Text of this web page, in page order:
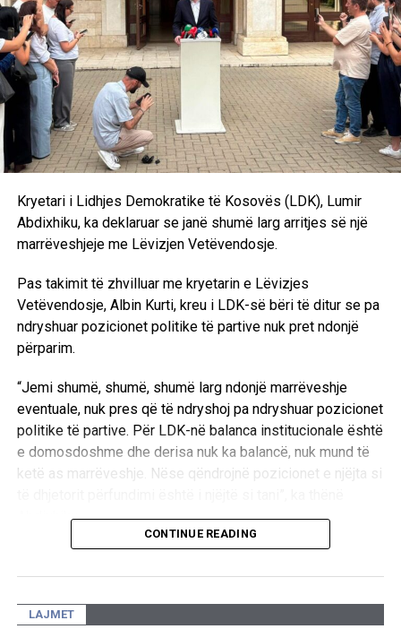
shpërndarjes së Kuvendit. Marrëveshjen politike nuk e
kemi ende. Pritjet janë të ndryshme, qëndrimet nuk
përputhen dhe është bindja ime që ka një dallim drastik
midis rezultatit zgjedhor dhe kërkesave të Lidhjes
Demokratike të Kosovës”, deklaroi Kurti pas takimit me
Abdixhikun. /Ekonomia Online/
Kryetari i Lidhjes Demokratike të Kosovës (LDK), Lumir
Abdixhiku, ka deklaruar se janë shumë larg arritjes së një
marrëveshjeje me Lëvizjen Vetëvendosje.
Pas takimit të zhvilluar me kryetarin e Lëvizjes
Vetëvendosje, Albin Kurti, kreu i LDK-së bëri të ditur se pa
ndryshuar pozicionet politike të partive nuk pret ndonjë
përparim.
“Jemi shumë, shumë, shumë larg ndonjë marrëveshje
eventuale, nuk pres që të ndryshoj pa ndryshuar pozicionet
politike të partive. Për LDK-në balanca institucionale është
e domosdoshme dhe derisa nuk ka balancë, nuk mund të
ketë as marrëveshje. Nëse qëndrojnë pozicionet e njëjta si
Abdixhiku.
një zgjidhjeje, ndërsa shprehu keqardhje se procesi po
CONTINUE READING
LAJMET